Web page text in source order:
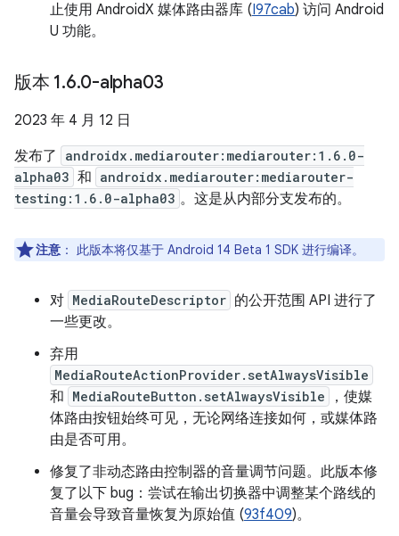
止使用 AndroidX 媒体路由器库 (I97cab) 访问 Android
U 功能。
版本 1.6.0-alpha03
2023 年 4 月 12 日
发布了
androidx.mediarouter:mediarouter:1.6.0-
alpha03 和 androidx.mediarouter:mediarouter-
testing:1.6.0-alpha03 。这是从内部分支发布的。
注意 ： 此版本将仅基于 Android 14 Beta 1 SDK 进行编译。
对 MediaRouteDescriptor 的公开范围 API 进行了
一些更改。
弃用
MediaRouteActionProvider.setAlwaysVisible
和 MediaRouteButton.setAlwaysVisible
，使媒
体路由按钮始终可见，无论网络连接如何，或媒体路
由是否可用。
修复了非动态路由控制器的音量调节问题。此版本修
复了以下 bug：尝试在输出切换器中调整某个路线的
音量会导致音量恢复为原始值 (93f409)。